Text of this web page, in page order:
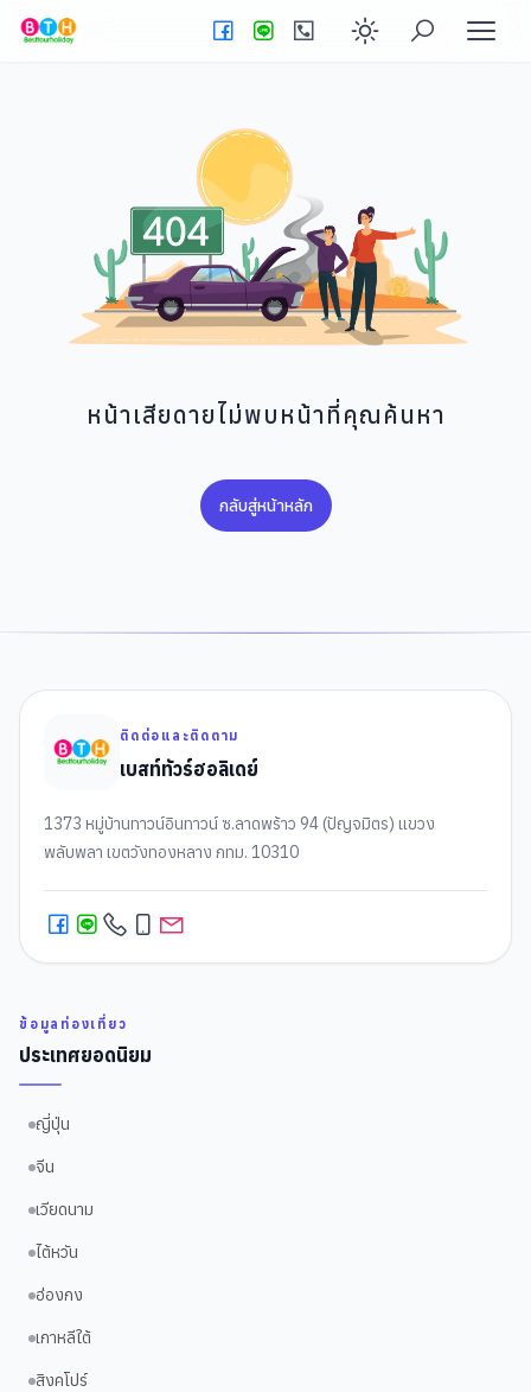
Enable dark
หน้าเสียดายไม่พบหน้าที่คุณค้นหา
กลับสู่หน้าหลัก
ติดต่อและติดตาม
เบสท์ทัวร์ฮอลิเดย์
1373 หมู่บ้านทาวน์อินทาวน์ ซ.ลาดพร้าว 94 (ปัญจมิตร) แขวง
พลับพลา เขตวังทองหลาง กทม. 10310
ข้อมูลท่องเที่ยว
ประเทศยอดนิยม
ญี่ปุ่น
จีน
เวียดนาม
ไต้หวัน
ฮ่องกง
เกาหลีใต้
สิงคโปร์